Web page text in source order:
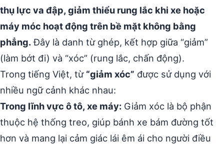
thụ lực va đập, giảm thiểu rung lắc khi xe hoặc
máy móc hoạt động trên bề mặt không bằng
phẳng.Đây là danh từ ghép, kết hợp giữa “giảm”
(làm bớt đi) và “xóc” (rung lắc, chấn động).
Trong tiếng Việt, từ “giảm xóc” được sử dụng với
nhiều ngữ cảnh khác nhau:
Trong lĩnh vực ô tô, xe máy: Giảm xóc là bộ phận
thuộc hệ thống treo, giúp bánh xe bám đường tốt
hơn và mang lại cảm giác lái êm ái cho người điều